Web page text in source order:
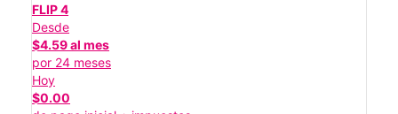
FLIP 4
Desde
$4.59 al mes
por 24 meses
Hoy
$0.00